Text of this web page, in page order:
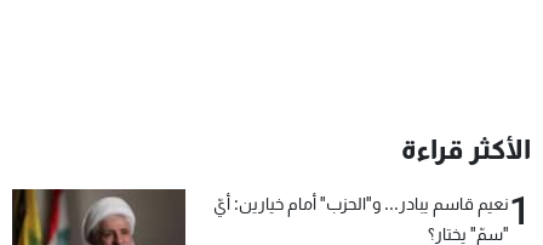
الأكثر قراءة
1نعيم قاسم يبادر... و"الحزب" أمام خيارين: أيّ
"سمّ" يختار؟